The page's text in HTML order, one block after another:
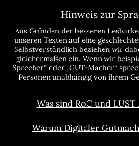
Hinweis zur
Aus Gründen der besseren
unseren Texten auf eine
Selbstverständlich beziehen wir
gleichermaßen ein. Wenn wir
Sprecher“ oder „GUT-Macher“
Personen unabhängig von ihrem
Was sind RoC und LUST
Warum Digitaler